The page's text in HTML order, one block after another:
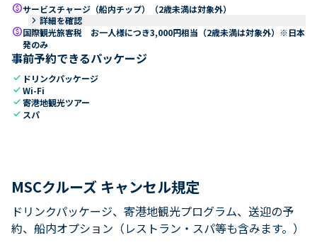
paidサービスチャージ（船内チップ）（2歳未満は対象外）
keyboard_arrow_right 詳細を確認
paid国際観光旅客税 お一人様につき3,000円相当（2歳未満は対象外）※日本
発のみ
事前予約できるパッケージ
check ドリンクパッケージ
checkWi-Fi
check寄港地観光ツアー
check スパ
MSCクルーズ キャンセル規定
ドリンクパッケージ、寄港地観光プログラム、送迎の予
約、船内オプション（レストラン・スパ等も含みます。）